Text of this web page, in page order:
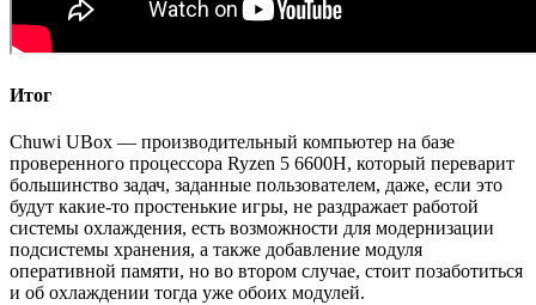
Итог
Chuwi UBox — производительный компьютер на базе
проверенного процессора Ryzen 5 6600H, который переварит
большинство задач, заданные пользователем, даже, если это
будут какие-то простенькие игры, не раздражает работой
системы охлаждения, есть возможности для модернизации
подсистемы хранения, а также добавление модуля
оперативной памяти, но во втором случае, стоит позаботиться
и об охлаждении тогда уже обоих модулей.